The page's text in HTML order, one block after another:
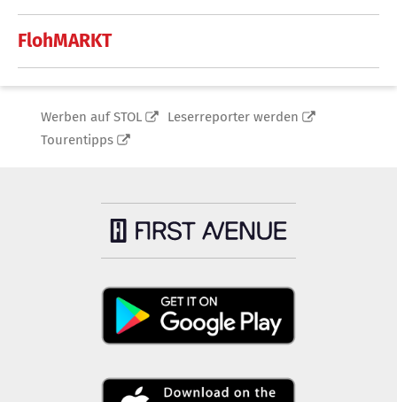
FlohMARKT
Werben auf STOL
Leserreporter werden
Tourentipps